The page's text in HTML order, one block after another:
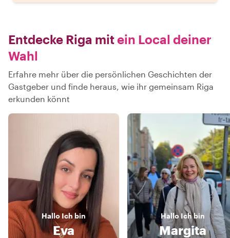
Entdecke Riga mitein Local deiner
Wahl
Erfahre mehr über die persönlichen Geschichten der
Gastgeber und finde heraus, wie ihr gemeinsam Riga
erkunden könnt
Hallo Ich bin
Eva
Hallo Ich bin
Margita